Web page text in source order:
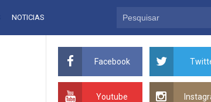
NOTICIAS
Facebook
Youtube